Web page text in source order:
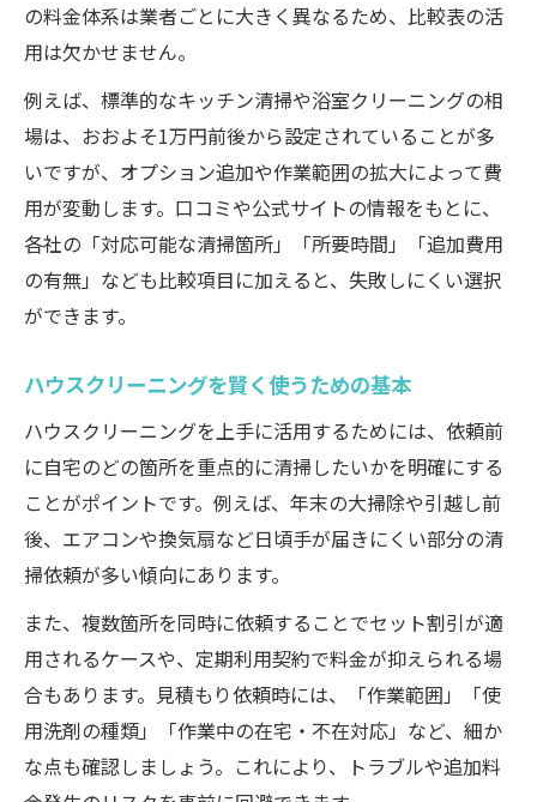
南区古新田で評判のクリーニング傾向
ハウスクリーニング利用者の体験談まとめ
季節ごとに最適な清掃サービスとは
清掃範囲別に見るおすすめポイント
南区古新田で安心できる清掃オプションの探し
方
南区古新田で選べる清掃オプション比較
ハウスクリーニングでオプションを選ぶコ
排水管洗浄や水回り対応の確認ポイント
追加料金が発生しやすいケースとは
安心感につながるオプションの選定法
自宅に合うハウスクリーニング利用の秘訣
自宅に最適なハウスクリーニング選択表
間取り別に見るおすすめ利用法
空室・在室で異なる利用ポイント
依頼前に押さえたい見積もりのコツ
失敗しないための利用タイミングとは
の料金体系は業者ごとに大きく異なるため、比較表の活
用は欠かせません。
例えば、標準的なキッチン清掃や浴室クリーニングの相
場は、おおよそ1万円前後から設定されていることが多
いですが、オプション追加や作業範囲の拡大によって費
用が変動します。口コミや公式サイトの情報をもとに、
各社の「対応可能な清掃箇所」「所要時間」「追加費用
の有無」なども比較項目に加えると、失敗しにくい選択
ができます。
ハウスクリーニングを賢く使うための基本
ハウスクリーニングを上手に活用するためには、依頼前
に自宅のどの箇所を重点的に清掃したいかを明確にする
ことがポイントです。例えば、年末の大掃除や引越し前
後、エアコンや換気扇など日頃手が届きにくい部分の清
掃依頼が多い傾向にあります。
また、複数箇所を同時に依頼することでセット割引が適
用されるケースや、定期利用契約で料金が抑えられる場
合もあります。見積もり依頼時には、「作業範囲」「使
用洗剤の種類」「作業中の在宅・不在対応」など、細か
な点も確認しましょう。これにより、トラブルや追加料